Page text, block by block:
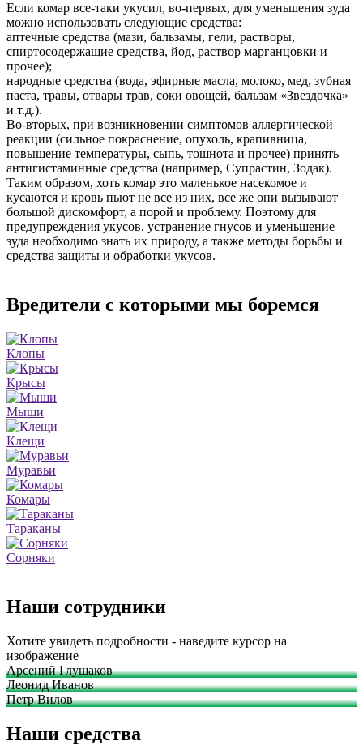
Если комар все-таки укусил, во-первых, для уменьшения зуда
можно использовать следующие средства:
аптечные средства (мази, бальзамы, гели, растворы,
спиртосодержащие средства, йод, раствор марганцовки и
прочее);
народные средства (вода, эфирные масла, молоко, мед, зубная
паста, травы, отвары трав, соки овощей, бальзам «Звездочка»
и т.д.).
Во-вторых, при возникновении симптомов аллергической
реакции (сильное покраснение, опухоль, крапивница,
повышение температуры, сыпь, тошнота и прочее) принять
антигистаминные средства (например, Супрастин, Зодак).
Таким образом, хоть комар это маленькое насекомое и
кусаются и кровь пьют не все из них, все же они вызывают
большой дискомфорт, а порой и проблему. Поэтому для
предупреждения укусов, устранение гнусов и уменьшение
зуда необходимо знать их природу, а также методы борьбы и
средства защиты и обработки укусов.
Вредители с которыми мы боремся
Клопы
Крысы
Мыши
Клещи
Муравьи
Комары
Тараканы
Сорняки
Наши сотрудники
Хотите увидеть подробности - наведите курсор на
изображение
Арсений Глушаков
Леонид Иванов
Петр Вилов
Наши средства